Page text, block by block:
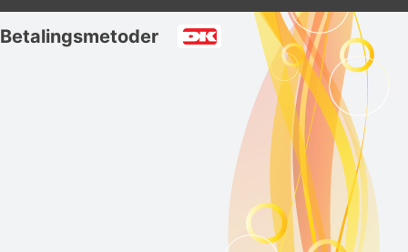
Betalingsmetoder